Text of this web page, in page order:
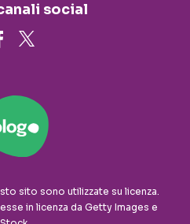
social
sito sono utilizzate su licenza.
in licenza da Getty Images e